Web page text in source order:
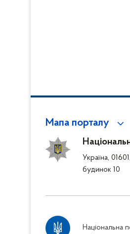
Мапа порталу
Україна,
будинок 10
Національна